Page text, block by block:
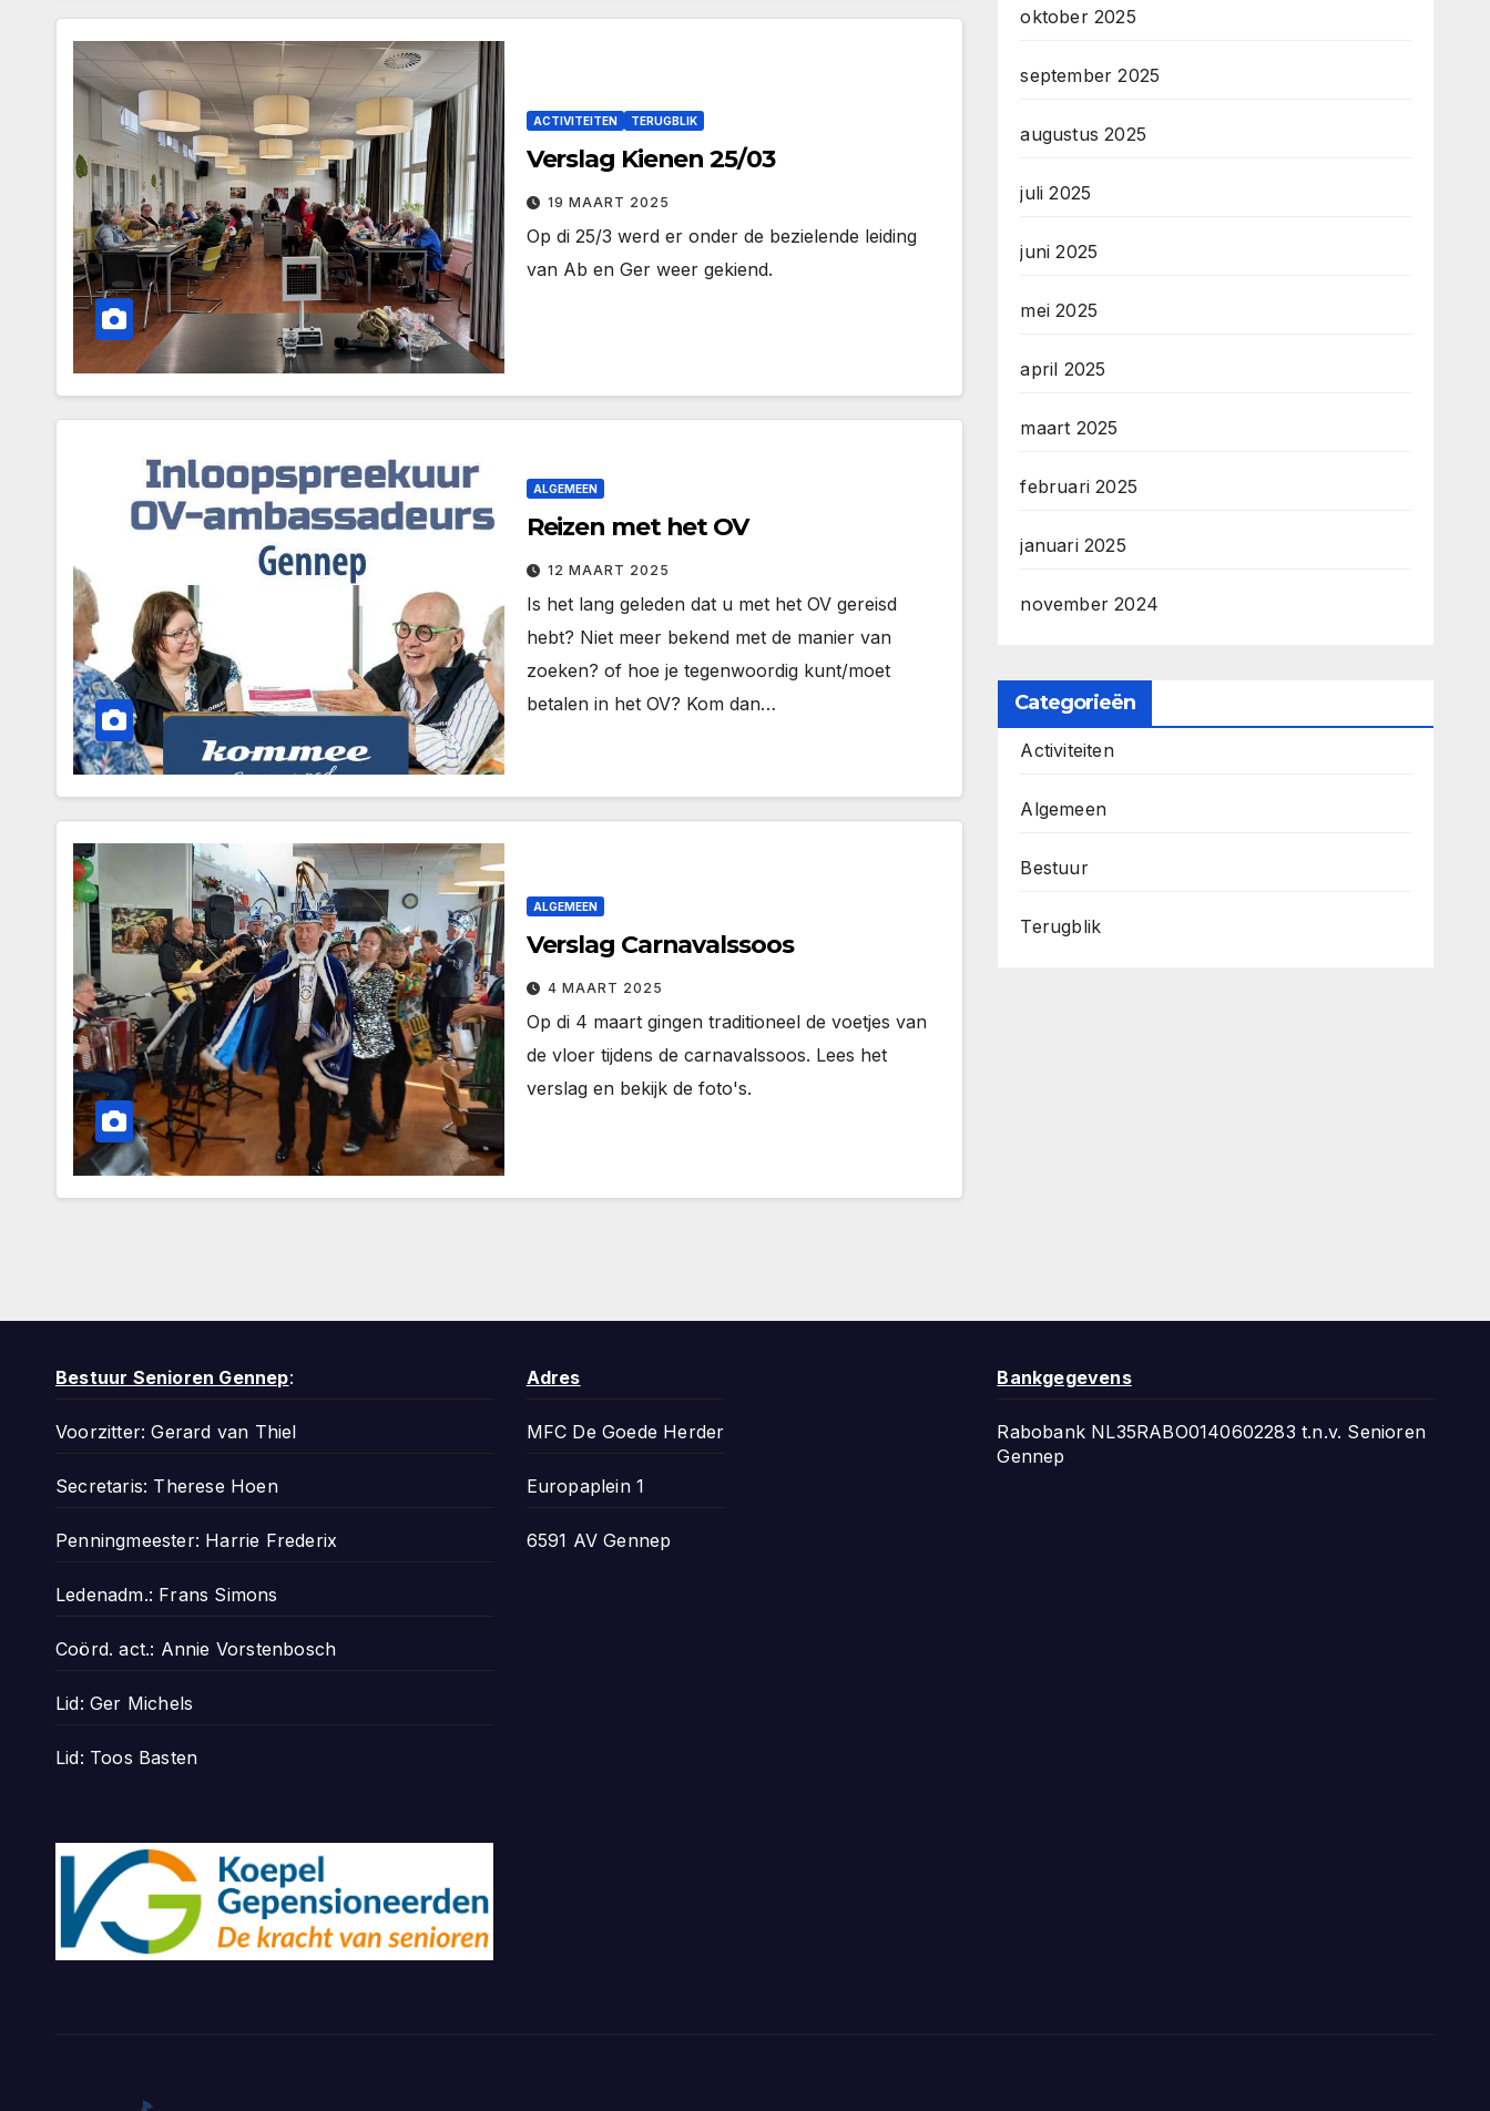
ACTIVITEITEN TERUGBLIK
Verslag Kienen 25/03
19 MAART 2025
Op di 25/3 werd er onder de bezielende leiding
van Ab en Ger weer gekiend.
ALGEMEEN
Reizen met het OV
12 MAART 2025
Is het lang geleden dat u met het OV gereisd
hebt? Niet meer bekend met de manier van
zoeken? of hoe je tegenwoordig kunt/moet
betalen in het OV? Kom dan…
ALGEMEEN
Verslag Carnavalssoos
4 MAART 2025
Op di 4 maart gingen traditioneel de voetjes van
de vloer tijdens de carnavalssoos. Lees het
verslag en bekijk de foto's.
oktober 2025
september 2025
augustus 2025
juli 2025
juni 2025
mei 2025
april 2025
maart 2025
februari 2025
januari 2025
november 2024
Categorieën
Activiteiten
Algemeen
Bestuur
Terugblik
Bestuur Senioren Gennep:
Voorzitter: Gerard van Thiel
Secretaris: Therese Hoen
Penningmeester: Harrie Frederix
Ledenadm.: Frans Simons
Coörd. act.: Annie Vorstenbosch
Lid: Ger Michels
Lid: Toos Basten
Adres
MFC De Goede Herder
Europaplein 1
6591 AV Gennep
Bankgegevens
Rabobank NL35RABO0140602283 t.n.v. Senioren
Gennep